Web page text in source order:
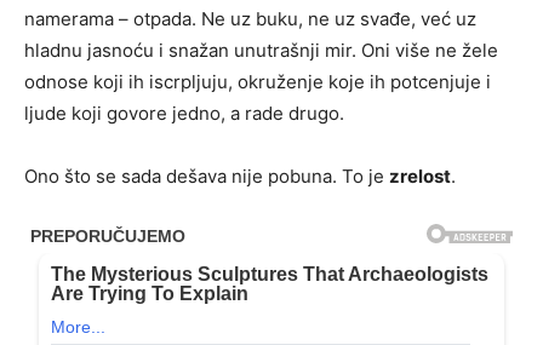
namerama – otpada. Ne uz buku, ne uz svađe, već uz
hladnu jasnoću i snažan unutrašnji mir. Oni više ne žele
odnose koji ih iscrpljuju, okruženje koje ih potcenjuje i
ljude koji govore jedno, a rade drugo.
Ono što se sada dešava nije pobuna. To je zrelost.